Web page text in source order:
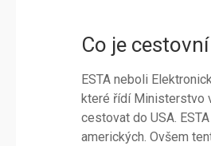
Co je
ESTA neboli
které řídí Ministerstvo
cestovat do USA.
amerických. Ovšem